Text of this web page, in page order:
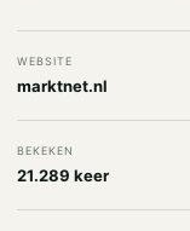
WEBSITE
marktnet.nl
BEKEKEN
21.289 keer